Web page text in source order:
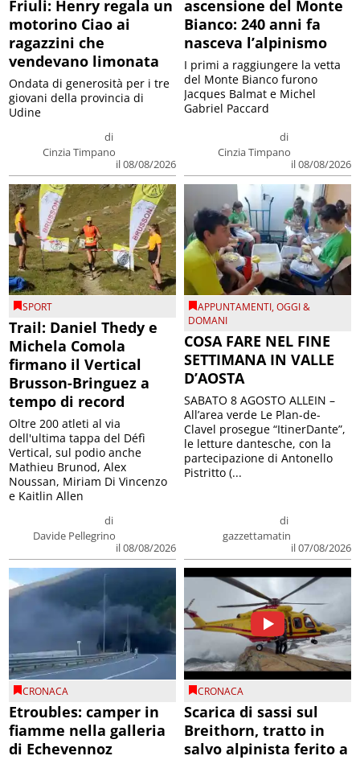
Friuli: Henry regala un
motorino Ciao ai
ragazzini che
vendevano limonata
di
Cinzia Timpano
il 08/08/2026
Ondata di generosità per i tre
giovani della provincia di
Udine
ascensione del Monte
Bianco: 240 anni fa
nasceva l’alpinismo
di
Cinzia Timpano
il 08/08/2026
I primi a raggiungere la vetta
del Monte Bianco furono
Jacques Balmat e Michel
Gabriel Paccard
SPORT
Trail: Daniel Thedy e
Michela Comola
firmano il Vertical
Brusson-Bringuez a
tempo di record
di
Davide Pellegrino
il 08/08/2026
Oltre 200 atleti al via
dell'ultima tappa del Défì
Vertical, sul podio anche
Mathieu Brunod, Alex
Noussan, Miriam Di Vincenzo
e Kaitlin Allen
APPUNTAMENTI,OGGI &
DOMANI
COSA FARE NEL FINE
SETTIMANA IN VALLE
D’AOSTA
di
gazzettamatin
il 07/08/2026
SABATO 8 AGOSTO ALLEIN –
All’area verde Le Plan-de-
Clavel prosegue “ItinerDante”,
le letture dantesche, con la
partecipazione di Antonello
Pistritto (...
CRONACA
Etroubles: camper in
fiamme nella galleria
di Echevennoz
CRONACA
Scarica di sassi sul
Breithorn, tratto in
salvo alpinista ferito a